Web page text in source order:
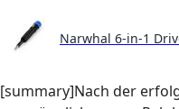
Narwhal 6-in-1
[summary]Nach der